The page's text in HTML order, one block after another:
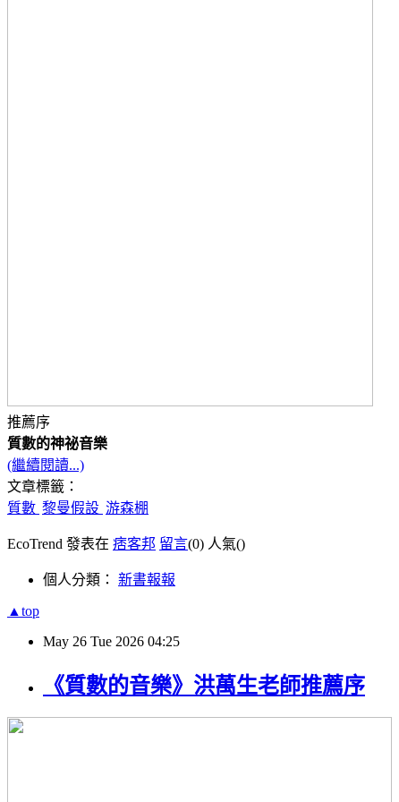
推薦序
質數的神祕音樂
(繼續閱讀...)
文章標籤：
質數 黎曼假設 游森棚
EcoTrend 發表在 痞客邦 留言(0) 人氣()
個人分類： 新書報報
▲top
May 26 Tue 2026 04:25
《質數的音樂》洪萬生老師推薦序